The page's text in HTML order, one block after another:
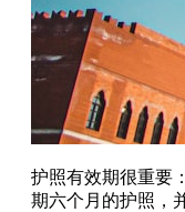
护照有效期很重要
期六个月的护照，